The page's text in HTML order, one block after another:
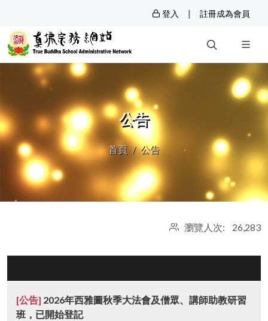
登入 | 註冊成為會員
公告
首頁 公告
瀏覽人次: 26,283
[公告] 2026年西雅圖秋季大法會及僧眾、講師助教研習
班，已開始登記